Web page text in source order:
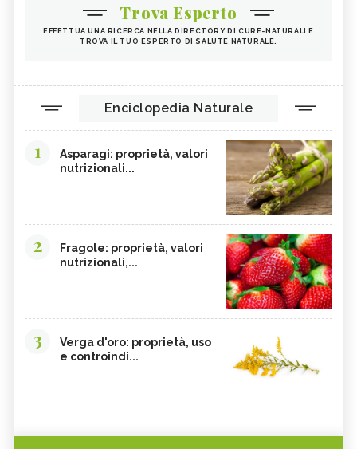
Trova Esperto
EFFETTUA UNA RICERCA NELLA DIRECTORY DI CURE-NATURALI E
TROVA IL TUO ESPERTO DI SALUTE NATURALE.
Enciclopedia Naturale
1
Asparagi: proprietà, valori
nutrizionali...
2
Fragole: proprietà, valori
nutrizionali,...
3
Verga d'oro: proprietà, uso
e controindi...